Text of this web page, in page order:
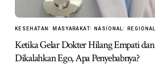
KESEHATAN MASYARAKAT NASIONAL REGIONAL
Ketika Gelar Dokter Hilang Empati
Dikalahkan Ego, Apa Penyebabnya?